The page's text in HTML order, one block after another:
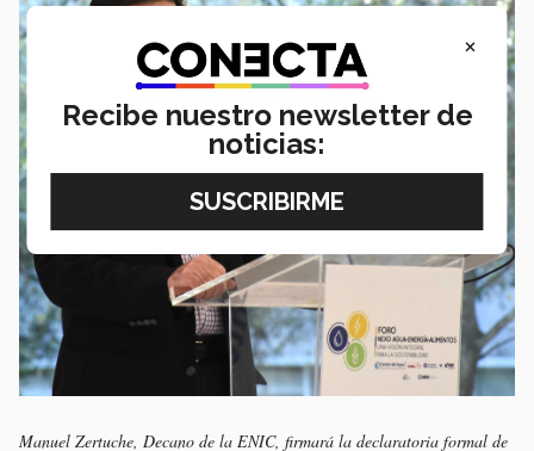
Manuel Zertuche, Decano de la ENIC, firmará la declaratoria formal de
×
Recibe nuestro newsletter de
noticias: